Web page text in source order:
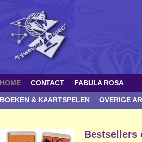
HOME CONTACT FABULA ROSA
BOEKEN & KAARTSPELEN OVERIGE
Bestsellers